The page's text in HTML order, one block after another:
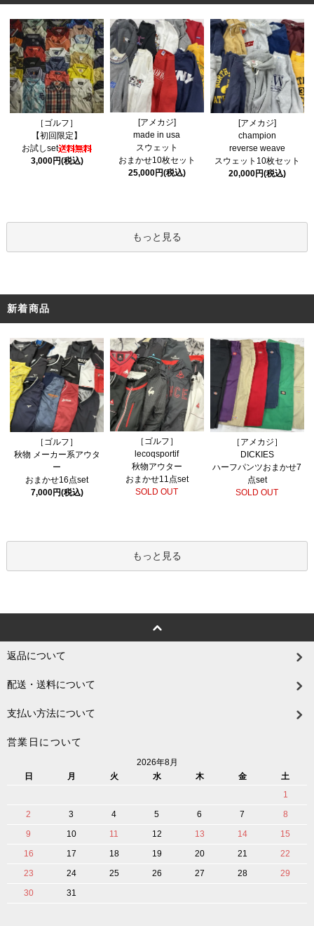
［ゴルフ］
【初回限定】
お試しset
3,000円(税込)
[アメカジ]
made in usa
スウェット
おまかせ10枚セット
25,000円(税込)
[アメカジ]
champion
reverse weave
スウェット10枚セット
20,000円(税込)
もっと見る
新着商品
［ゴルフ］
秋物 メーカー系アウタ
ー
おまかせ16点set
7,000円(税込)
［ゴルフ］
lecoqsportif
秋物アウター
おまかせ11点set
SOLD OUT
［アメカジ］
DICKIES
ハーフパンツおまかせ7
点set
SOLD OUT
もっと見る
返品について
配送・送料について
支払い方法について
営業日について
2026年8月
日
月 火 水 木 金
土
1
2
3 4 5 6 7
8
9
10 11 12 13 14
15
16
17 18 19 20 21
22
23
24 25 26 27 28
29
30
31